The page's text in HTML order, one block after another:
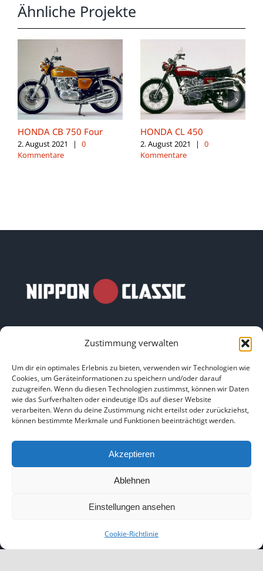
Zustimmung verwalten
Um dir ein optimales Erlebnis zu bieten, verwenden wir Technologien wie
Cookies, um Geräteinformationen zu speichern und/oder darauf
zuzugreifen. Wenn du diesen Technologien zustimmst, können wir Daten
wie das Surfverhalten oder eindeutige IDs auf dieser Website
verarbeiten. Wenn du deine Zustimmung nicht erteilst oder zurückziehst,
können bestimmte Merkmale und Funktionen beeinträchtigt werden.
Akzeptieren
Ablehnen
Einstellungen ansehen
Cookie-Richtlinie
Ähnliche Projekte
HONDA CB 750 Four
2. August 2021 |
0
Kommentare
HONDA CL 450
2. August 2021 |
0
Kommentare
LINKS
HOME|ÜBER UNS|IMPRESSUM|DATENSCHUTZ|
FacebookInstagram